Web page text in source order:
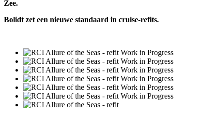
Zee.
Bolidt zet een nieuwe standaard in cruise-refits.